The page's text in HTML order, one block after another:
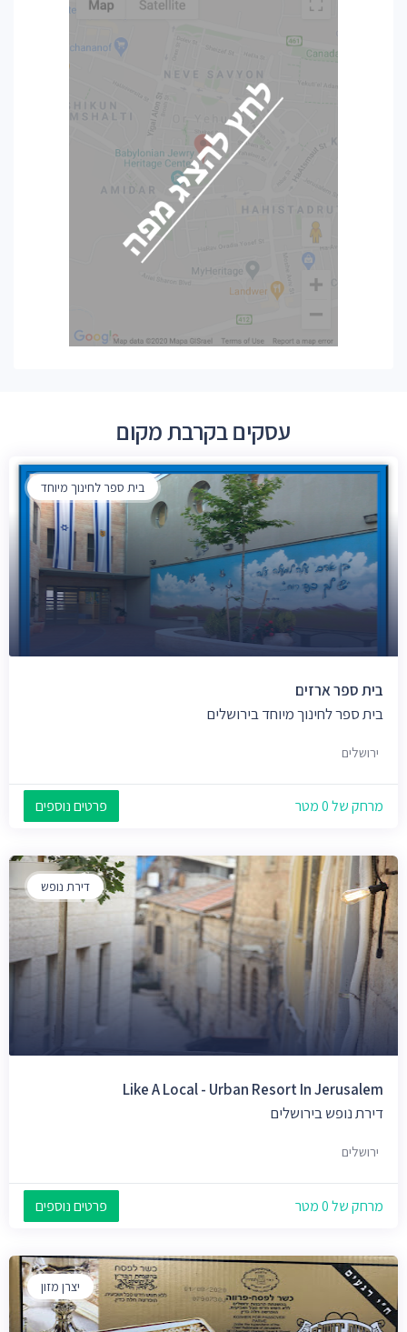
עסקים בקרבת מקום
בית ספר לחינוך מיוחד
בית ספר ארזים
בית ספר לחינוך מיוחד בירושלים
ירושלים
מרחק של 0 מטר פרטים נוספים
דירת נופש
Like A Local - Urban Resort In Jerusalem
דירת נופש בירושלים
ירושלים
מרחק של 0 מטר פרטים נוספים
יצרן מזון